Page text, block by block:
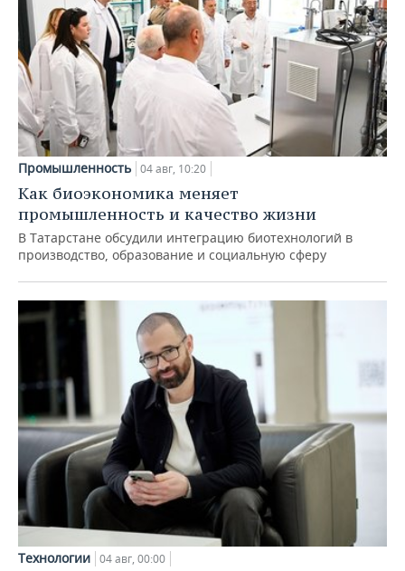
Промышленность 04 авг, 10:20
Как биоэкономика меняет
промышленность и качество жизни
В Татарстане обсудили интеграцию биотехнологий в
производство, образование и социальную сферу
Технологии 04 авг, 00:00